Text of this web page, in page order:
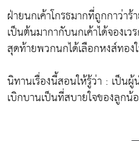
ฝ่ายนกเค้าโกรธมากที่ถูกกาว่า
เป็นต้นมากากับนกเค้าได้จองเ
สุดท้ายพวกนกได้เลือกหงส์ทอ
นิทานเรื่องนี้สอนให้รู้ว่า : เป็น
เบิกบานเป็นที่สบายใจของลูก